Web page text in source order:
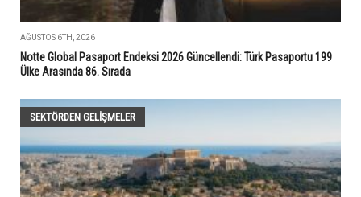
AĞUSTOS 6TH, 2026
Notte Global Pasaport Endeksi 2026 Güncellendi: Türk Pasaportu 199
Ülke Arasında 86. Sırada
SEKTÖRDEN GELIŞMELER